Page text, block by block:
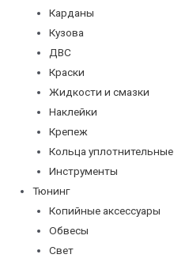
Карданы
Кузова
ДВС
Краски
Жидкости и смазки
Наклейки
Крепеж
Кольца уплотнительные
Инструменты
Тюнинг
Копийные аксессуары
Обвесы
Свет